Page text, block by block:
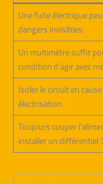
Une fuite électrique
dangers invisibles.
Un multimètre suffit
condition d’agir avec
Isoler le circuit en
électrisation.
Toujours couper
installer un différentiel